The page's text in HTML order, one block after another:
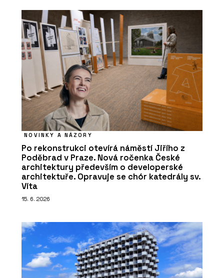
NOVINKY A NÁZORY
Po rekonstrukci otevírá náměstí Jiřího z
Poděbrad v Praze. Nová ročenka České
architektury především o developerské
architektuře. Opravuje se chór katedrály sv.
Víta
15. 6. 2026